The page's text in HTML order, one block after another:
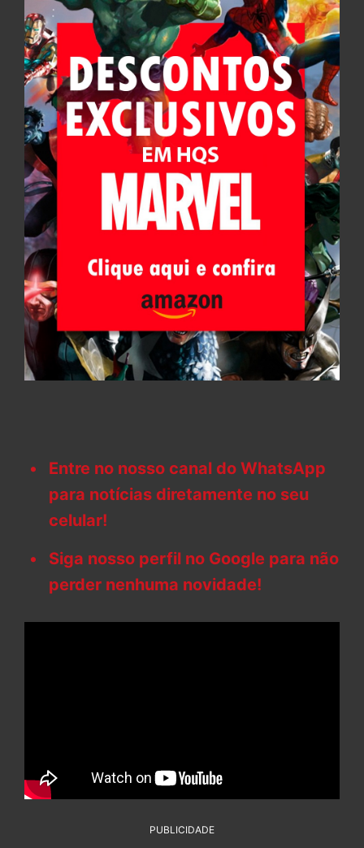
Entre no nosso canal do WhatsApp
para notícias diretamente no seu
celular!
Siga nosso perfil no Google para não
perder nenhuma novidade!
PUBLICIDADE